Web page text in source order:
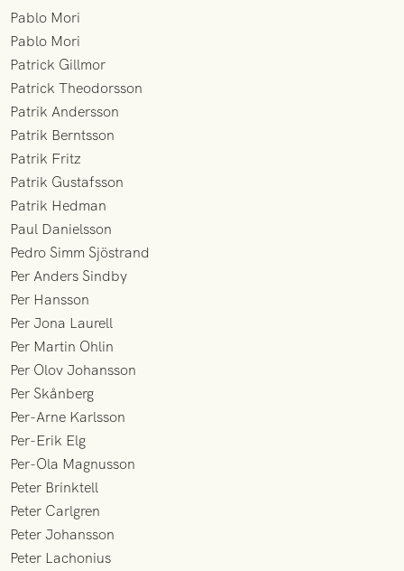
Pablo Mori
Pablo Mori
Patrick Gillmor
Patrick Theodorsson
Patrik Andersson
Patrik Berntsson
Patrik Fritz
Patrik Gustafsson
Patrik Hedman
Paul Danielsson
Pedro Simm Sjöstrand
Per Anders Sindby
Per Hansson
Per Jona Laurell
Per Martin Ohlin
Per Olov Johansson
Per Skånberg
Per-Arne Karlsson
Per-Erik Elg
Per-Ola Magnusson
Peter Brinktell
Peter Carlgren
Peter Johansson
Peter Lachonius